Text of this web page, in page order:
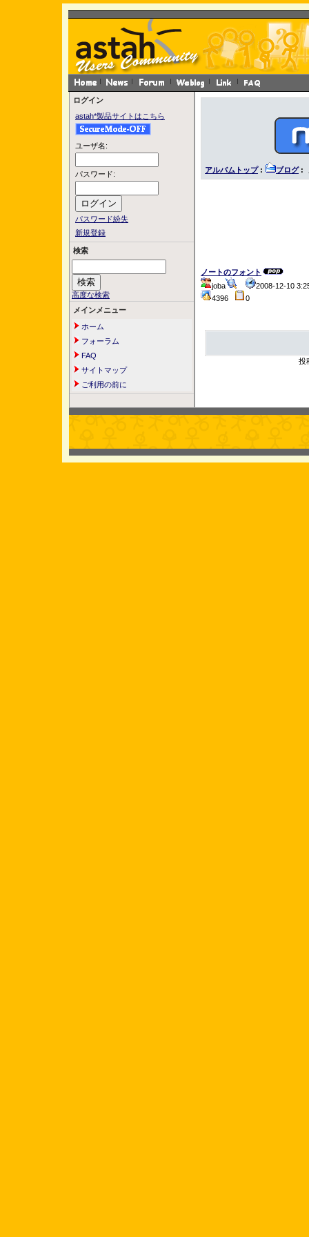
ログイン
astah*製品サイトはこちら
ユーザ名:
パスワード:
パスワード紛失
新規登録
検索
高度な検索
メインメニュー
ホーム
フォーラム
FAQ
サイトマップ
ご利用の前に
アルバムトップ: ブログ:
ノートのフォント
joba
2008-12-10
4396
0
投